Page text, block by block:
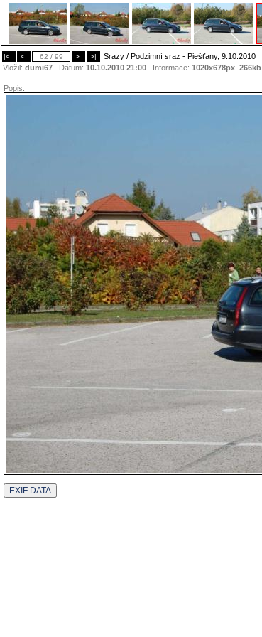
|< < 62 / 99 > >|
Srazy / Podzimní sraz - Piešťany, 9.10.2010
Vložil: dumi67 Dátum: 10.10.2010 21:00 Informace: 1020x678px 266kb
Popis: